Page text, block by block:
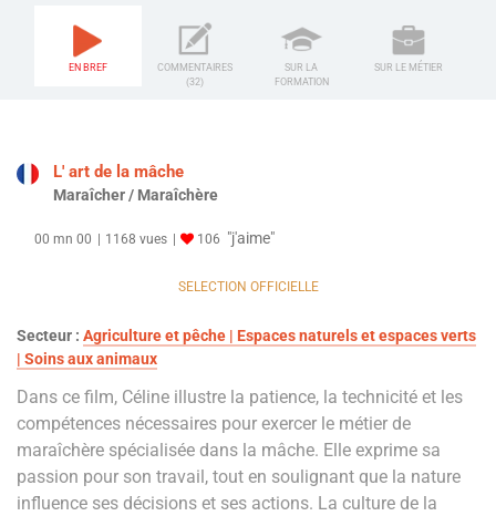
EN BREF
COMMENTAIRES
(32)
SUR LA
FORMATION
SUR LE MÉTIER
L' art de la mâche
Maraîcher / Maraîchère
00 mn 00 1168 vues 106 "j'aime"
SELECTION OFFICIELLE
Secteur : Agriculture et pêche | Espaces naturels et espaces verts
| Soins aux animaux
Dans ce film, Céline illustre la patience, la technicité et les
compétences nécessaires pour exercer le métier de
maraîchère spécialisée dans la mâche. Elle exprime sa
passion pour son travail, tout en soulignant que la nature
influence ses décisions et ses actions. La culture de la